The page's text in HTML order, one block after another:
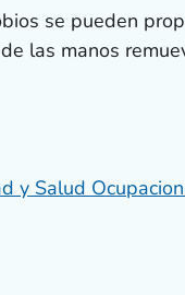
se pueden
las manos
y Salud